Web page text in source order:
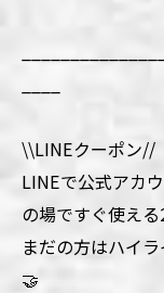
\\LINEクーポン//
LINEで公式アカ
の場ですぐ使え
まだの方はハイ
🤝